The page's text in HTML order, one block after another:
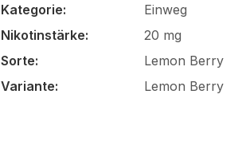
Kategorie:
Einweg
Nikotinstärke:
20 mg
Sorte:
Lemon Berry
Variante:
Lemon Berry